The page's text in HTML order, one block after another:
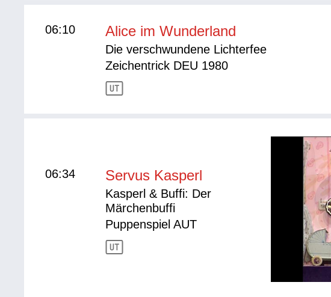
06:10 Alice im Wunderland
Die verschwundene Lichterfee
Zeichentrick DEU 1980
06:34 Servus Kasperl
Kasperl & Buffi: Der
Märchenbuffi
Puppenspiel AUT